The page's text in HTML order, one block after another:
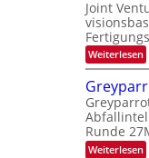
e
n
d
s
e
n
H
a
l
b
j
a
h
r
t
i
n
d
e
r
A
C
-
u
r
s
v
o
P
h
o
t
o
n
Joint
Weiterlesen:
t
s
u
b
i
s
Runde
Weiterlesen: